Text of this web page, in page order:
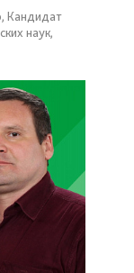
Кандидат
наук,